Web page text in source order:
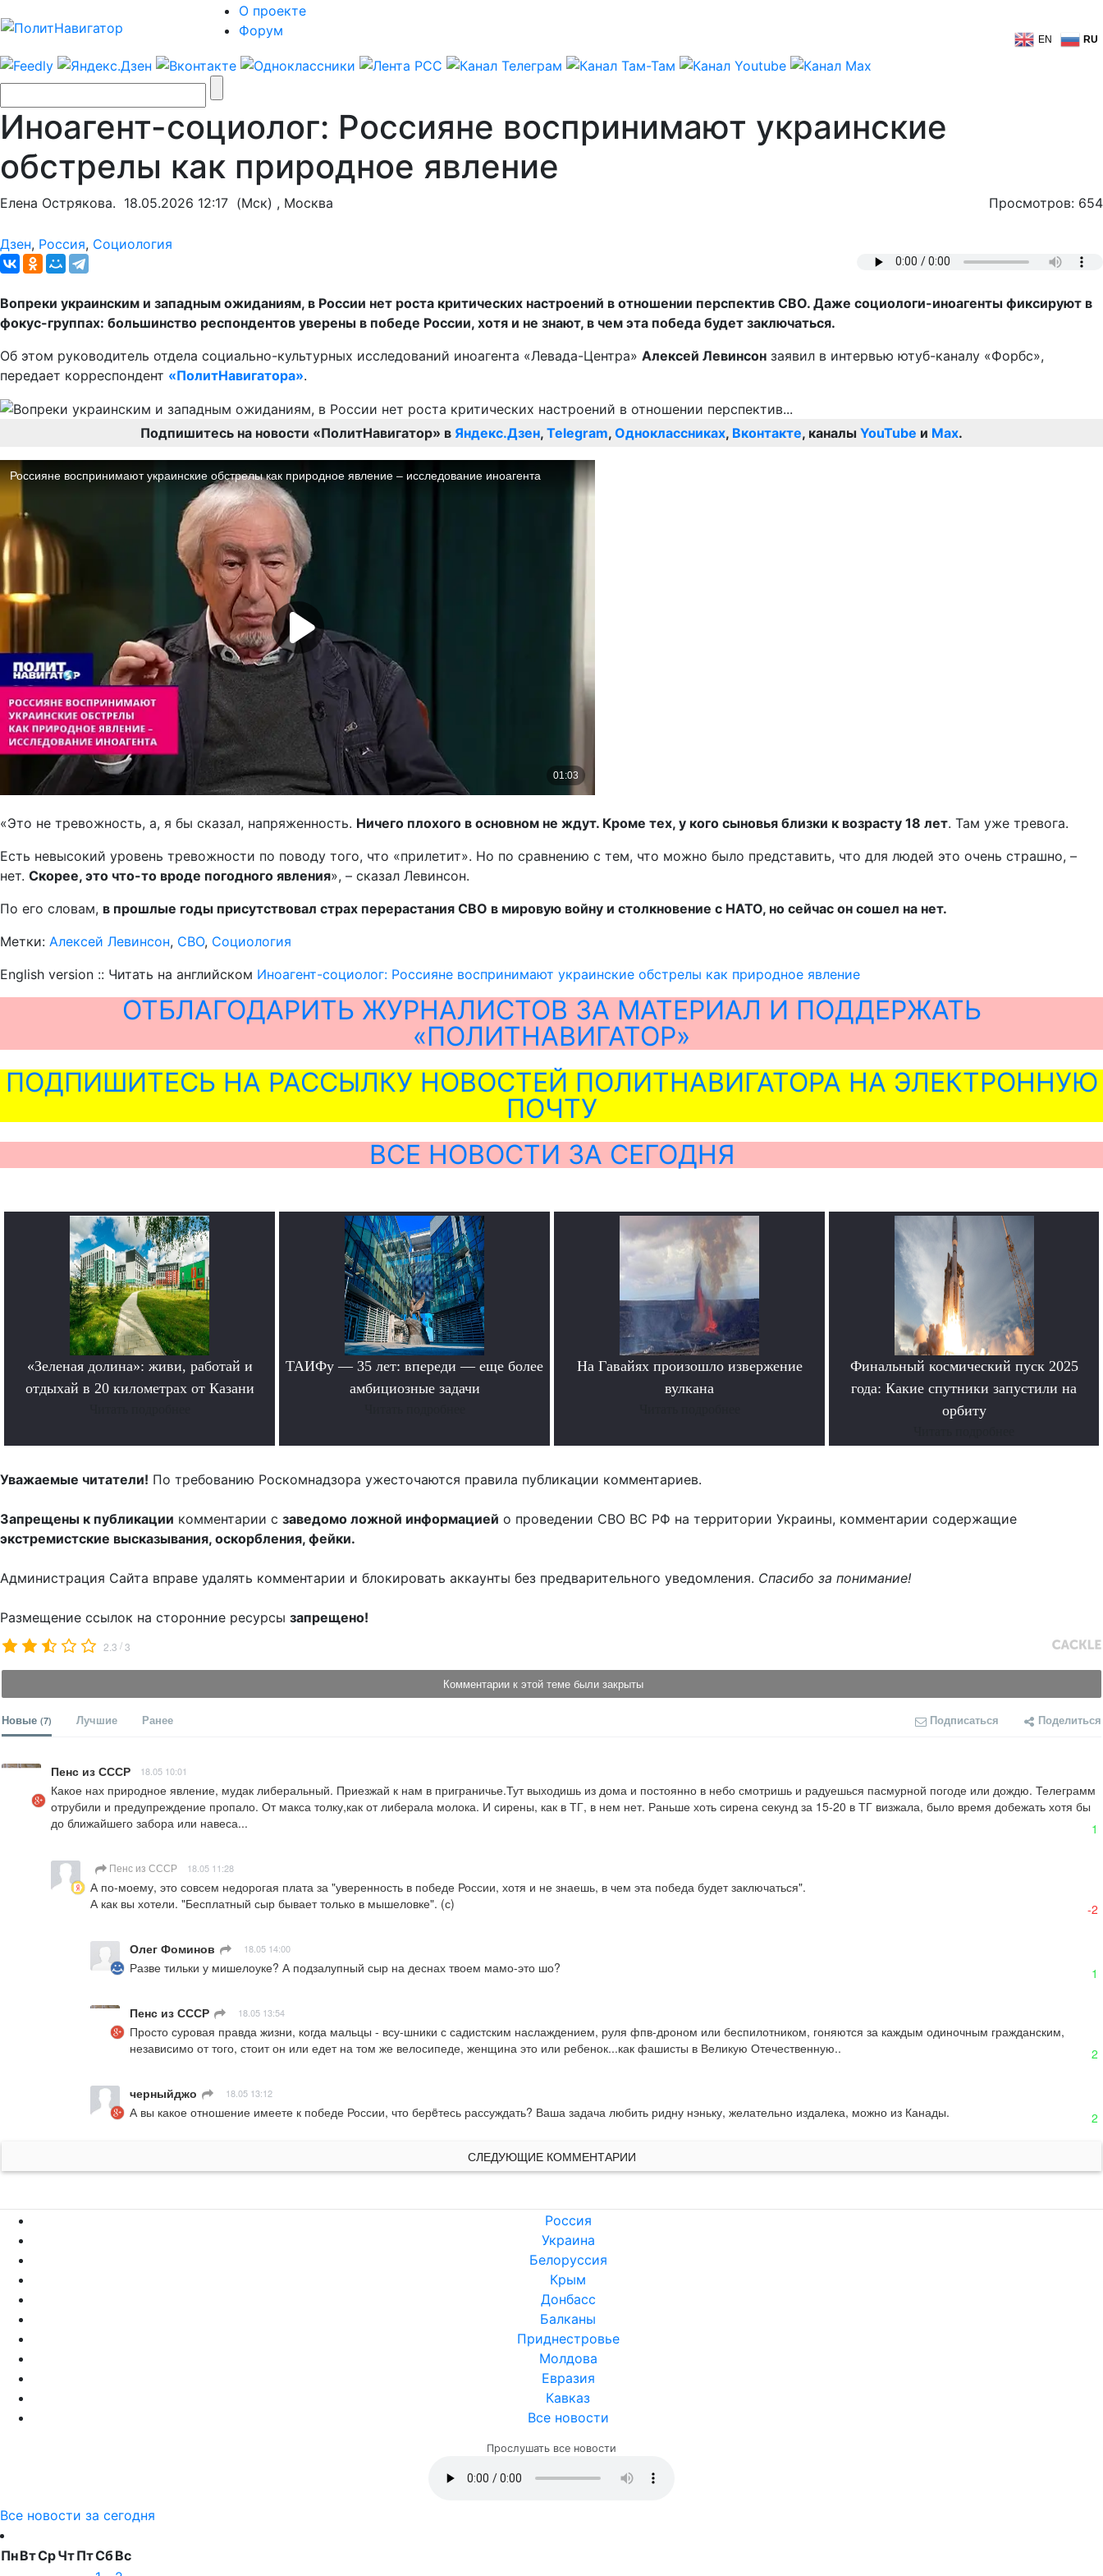
О проекте
Форум
EN RU
Иноагент-социолог: Россияне воспринимают украинские
обстрелы как природное явление
Елена Острякова. 18.05.2026 12:17 (Мск) , Москва Просмотров: 654
Дзен, Россия, Социология
Вопреки украинским и западным ожиданиям, в России нет роста критических настроений в отношении перспектив СВО. Даже социологи-иноагенты фиксируют в
фокус-группах: большинство респондентов уверены в победе России, хотя и не знают, в чем эта победа будет заключаться.
Об этом руководитель отдела социально-культурных исследований иноагента «Левада-Центра» Алексей Левинсон заявил в интервью ютуб-каналу «Форбс»,
передает корреспондент «ПолитНавигатора».
Подпишитесь на новости «ПолитНавигатор» в Яндекс.Дзен, Telegram, Одноклассниках, Вконтакте, каналы YouTube и Max.
«Это не тревожность, а, я бы сказал, напряженность. Ничего плохого в основном не ждут. Кроме тех, у кого сыновья близки к возрасту 18 лет. Там уже тревога.
Есть невысокий уровень тревожности по поводу того, что «прилетит». Но по сравнению с тем, что можно было представить, что для людей это очень страшно, –
нет. Скорее, это что-то вроде погодного явления», – сказал Левинсон.
По его словам, в прошлые годы присутствовал страх перерастания СВО в мировую войну и столкновение с НАТО, но сейчас он сошел на нет.
Метки: Алексей Левинсон, СВО, Социология
English version :: Читать на английском Иноагент-социолог: Россияне воспринимают украинские обстрелы как природное явление
ОТБЛАГОДАРИТЬ ЖУРНАЛИСТОВ ЗА МАТЕРИАЛ И ПОДДЕРЖАТЬ
«ПОЛИТНАВИГАТОР»
ПОДПИШИТЕСЬ НА РАССЫЛКУ НОВОСТЕЙ ПОЛИТНАВИГАТОРА НА ЭЛЕКТРОННУЮ
ПОЧТУ
ВСЕ НОВОСТИ ЗА СЕГОДНЯ
«Зеленая долина»: живи, работай и
отдыхай в 20 километрах от Казани
ТАИФу — 35 лет: впереди — еще более
амбициозные задачи
На Гавайях произошло извержение
вулкана
Финальный космический пуск 2025
года: Какие спутники запустили на
орбиту
Уважаемые читатели! По требованию Роскомнадзора ужесточаются правила публикации комментариев.
Запрещены к публикации комментарии с заведомо ложной информацией о проведении СВО ВС РФ на территории Украины, комментарии содержащие
экстремистские высказывания, оскорбления, фейки.
Администрация Сайта вправе удалять комментарии и блокировать аккаунты без предварительного уведомления. Спасибо за понимание!
Размещение ссылок на сторонние ресурсы запрещено!
2.3 /3
Комментарии к этой теме были закрыты
Новые (7) Лучшие Ранее Подписаться Поделиться
Пенс из СССР 18.05 10:01
Какое нах природное явление, мудак либеральный. Приезжай к нам в приграничье.Тут выходишь из дома и постоянно в небо смотришь и радуешься пасмурной погоде или дождю. Телеграмм
отрубили и предупреждение пропало. От макса толку,как от либерала молока. И сирены, как в ТГ, в нем нет. Раньше хоть сирена секунд за 15-20 в ТГ визжала, было время добежать хотя бы
до ближайшего забора или навеса...
1
Пенс из СССР 18.05 11:28
А по-моему, это совсем недорогая плата за "уверенность в победе России, хотя и не знаешь, в чем эта победа будет заключаться".
А как вы хотели. "Бесплатный сыр бывает только в мышеловке". (с)
-2
Олег Фоминов 18.05 14:00
Разве тильки у мишелоуке? А подзалупный сыр на деснах твоем мамо-это шо? 1
Пенс из СССР 18.05 13:54
Просто суровая правда жизни, когда мальцы - всу-шники с садистским наслаждением, руля фпв-дроном или беспилотником, гоняются за каждым одиночным гражданским,
независимо от того, стоит он или едет на том же велосипеде, женщина это или ребенок...как фашисты в Великую Отечественную..
2
черныйджо 18.05 13:12
А вы какое отношение имеете к победе России, что берëтесь рассуждать? Ваша задача любить ридну нэньку, желательно издалека, можно из Канады. 2
СЛЕДУЮЩИЕ КОММЕНТАРИИ
Россия
Украина
Белоруссия
Крым
Донбасс
Балканы
Приднестровье
Молдова
Евразия
Кавказ
Все новости
Прослушать все новости
Все новости за сегодня
ПнВтСрЧтПтСбВс